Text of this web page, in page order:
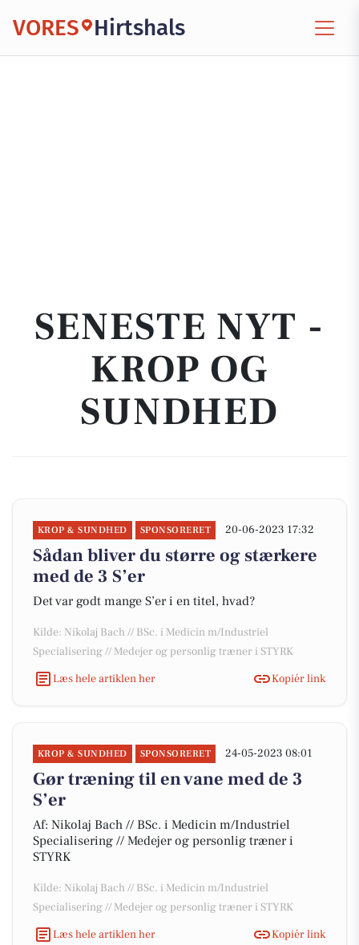
VORES Hirtshals
SENESTE NYT -
KROP OG
SUNDHED
KROP & SUNDHED SPONSORERET 20-06-2023 17:32
Sådan bliver du større og stærkere
med de 3 S’er
Det var godt mange S’er i en titel, hvad?
Kilde: Nikolaj Bach // BSc. i Medicin m/Industriel
Specialisering // Medejer og personlig træner i STYRK
Læs hele artiklen her
Kopiér link
KROP & SUNDHED SPONSORERET 24-05-2023 08:01
Gør træning til en vane med de 3
S’er
Af: Nikolaj Bach // BSc. i Medicin m/Industriel
Specialisering // Medejer og personlig træner i
STYRK
Kilde: Nikolaj Bach // BSc. i Medicin m/Industriel
Specialisering // Medejer og personlig træner i STYRK
Læs hele artiklen her
Kopiér link